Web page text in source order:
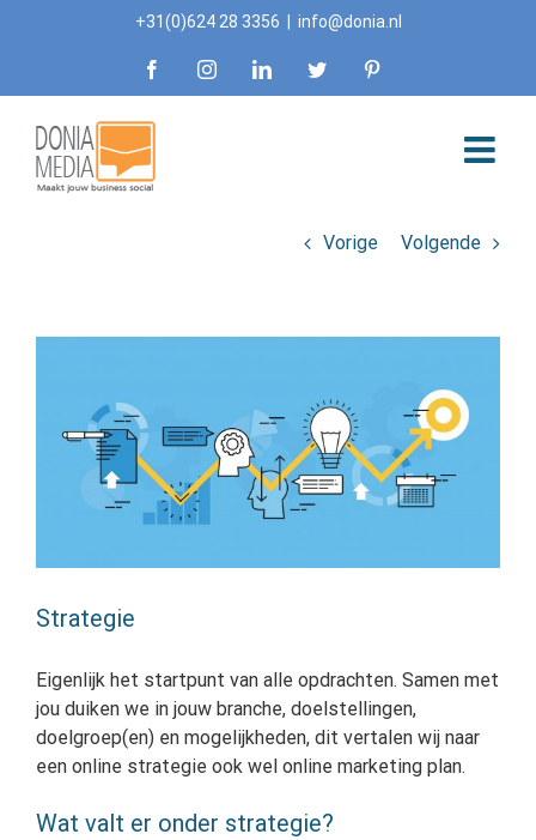
+31(0)624 28 3356 info@donia.nl
FacebookInstagramLinkedInTwitter
Vorige Volgende
Strategie
Eigenlijk het startpunt van alle opdrachten. Samen met
jou duiken we in jouw branche, doelstellingen,
doelgroep(en) en mogelijkheden, dit vertalen wij naar
een online strategie ook wel online marketing plan.
Wat valt er onder strategie?